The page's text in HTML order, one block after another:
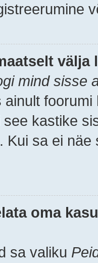
välja
mind sisse
ainult
kastike
Kui sa ei
oma
sa valiku